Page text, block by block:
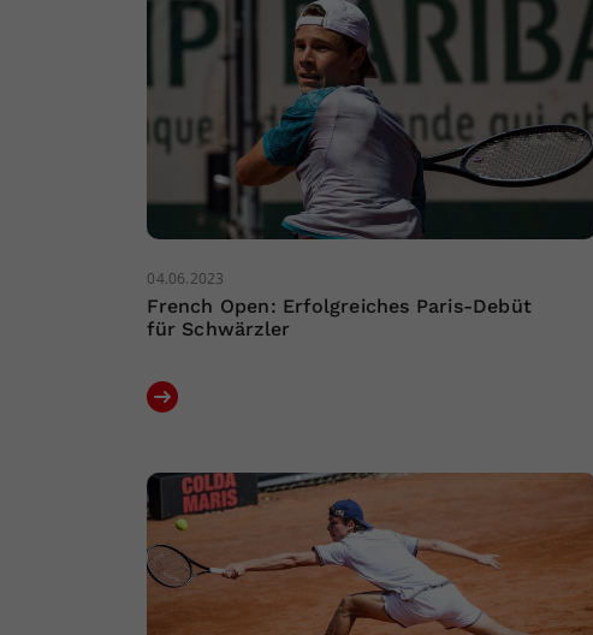
04.06.2023
French Open: Erfolgreiches Paris-Debüt
für Schwärzler